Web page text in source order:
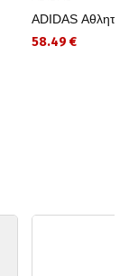
ADIDAS
58.49 €